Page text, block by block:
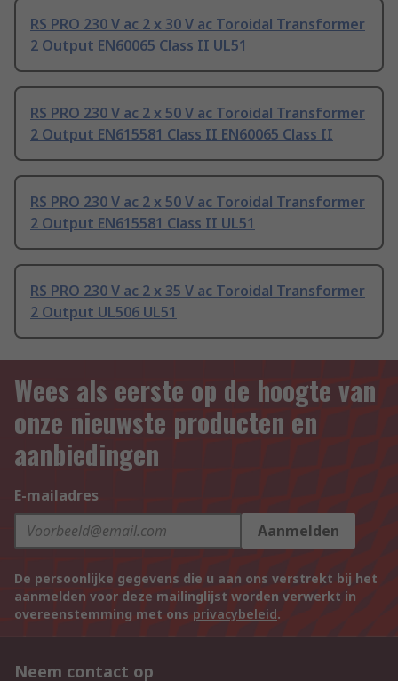
RS PRO 230 V ac 2 x 30 V ac Toroidal Transformer
2 Output EN60065 Class II UL51
RS PRO 230 V ac 2 x 50 V ac Toroidal Transformer
2 Output EN615581 Class II EN60065 Class II
RS PRO 230 V ac 2 x 50 V ac Toroidal Transformer
2 Output EN615581 Class II UL51
RS PRO 230 V ac 2 x 35 V ac Toroidal Transformer
2 Output UL506 UL51
Wees als eerste op de hoogte van
onze nieuwste producten en
aanbiedingen
E-mailadres
Aanmelden
De persoonlijke gegevens die u aan ons verstrekt bij het
aanmelden voor deze mailinglijst worden verwerkt in
overeenstemming met ons privacybeleid.
Neem contact op